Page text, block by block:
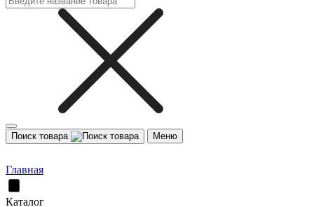
Поиск товара Меню
Главная
Каталог